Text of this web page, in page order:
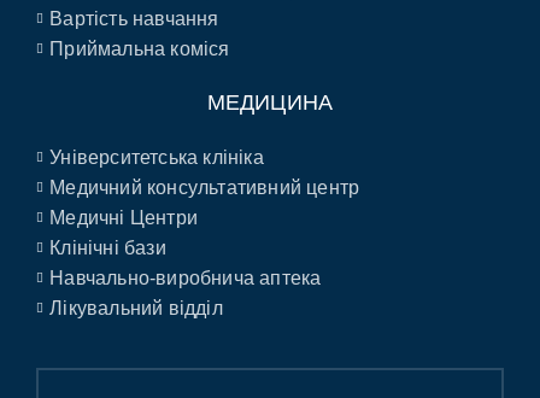
Вартість навчання
Приймальна коміся
МЕДИЦИНА
Університетська клініка
Медичний консультативний центр
Медичні Центри
Клінічні бази
Навчально-виробнича аптека
Лікувальний відділ